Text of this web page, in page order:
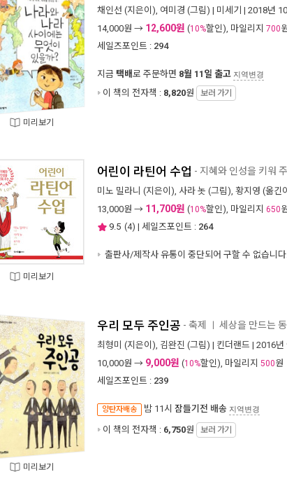
미리보기
채인선 (지은이), 여미경 (그림) | 미세기 | 2018년
14,000원 → 12,600원 (10%할인), 마일리지 700
세일즈포인트 : 294
지금 택배로 주문하면 8월 11일 출고 지역변경
이 책의 전자책 : 8,820원 보러 가기
미리보기
어린이 라틴어 수업 - 지혜와 인성을 키워
미노 밀라니 (지은이), 사라 놋 (그림), 황지영 (옮긴
13,000원 → 11,700원 (10%할인), 마일리지 650
9.5 (4) | 세일즈포인트 : 264
출판사/제작사 유통이 중단되어 구할 수 없습니
미리보기
우리 모두 주인공 - 축제 세상을 만드는
최형미 (지은이), 김완진 (그림) | 킨더랜드 | 2016년
10,000원 → 9,000원 (10%할인), 마일리지 500원
세일즈포인트 : 239
양탄자배송 밤 11시 잠들기전 배송 지역변경
이 책의 전자책 : 6,750원 보러 가기